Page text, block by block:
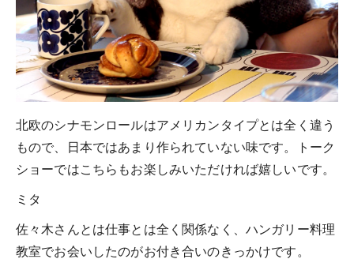
北欧のシナモンロールはアメリカンタイプとは全く違う
もので、日本ではあまり作られていない味です。トーク
ショーではこちらもお楽しみいただければ嬉しいです。
ミタ
佐々木さんとは仕事とは全く関係なく、ハンガリー料理
教室でお会いしたのがお付き合いのきっかけです。